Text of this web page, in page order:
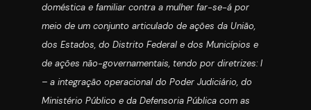
doméstica e familiar contra a mulher far-se-á por
meio de um conjunto articulado de ações da União,
dos Estados, do Distrito Federal e dos Municípios e
de ações não-governamentais, tendo por diretrizes:I
– a integração operacional do Poder Judiciário, do
Ministério Público e da Defensoria Pública com as